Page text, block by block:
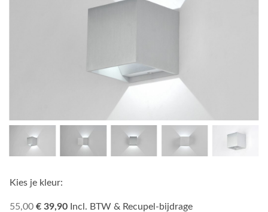
Kies je kleur:
55,00 € 39,90 Incl. BTW & Recupel-bijdrage